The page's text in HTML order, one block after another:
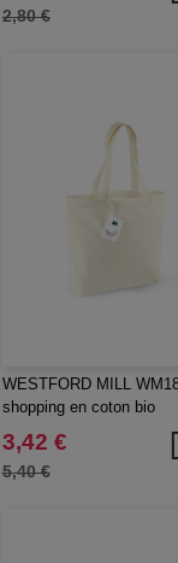
2,80 €
WESTFORD MILL
shopping en coton bio
3,42 €
5,40 €